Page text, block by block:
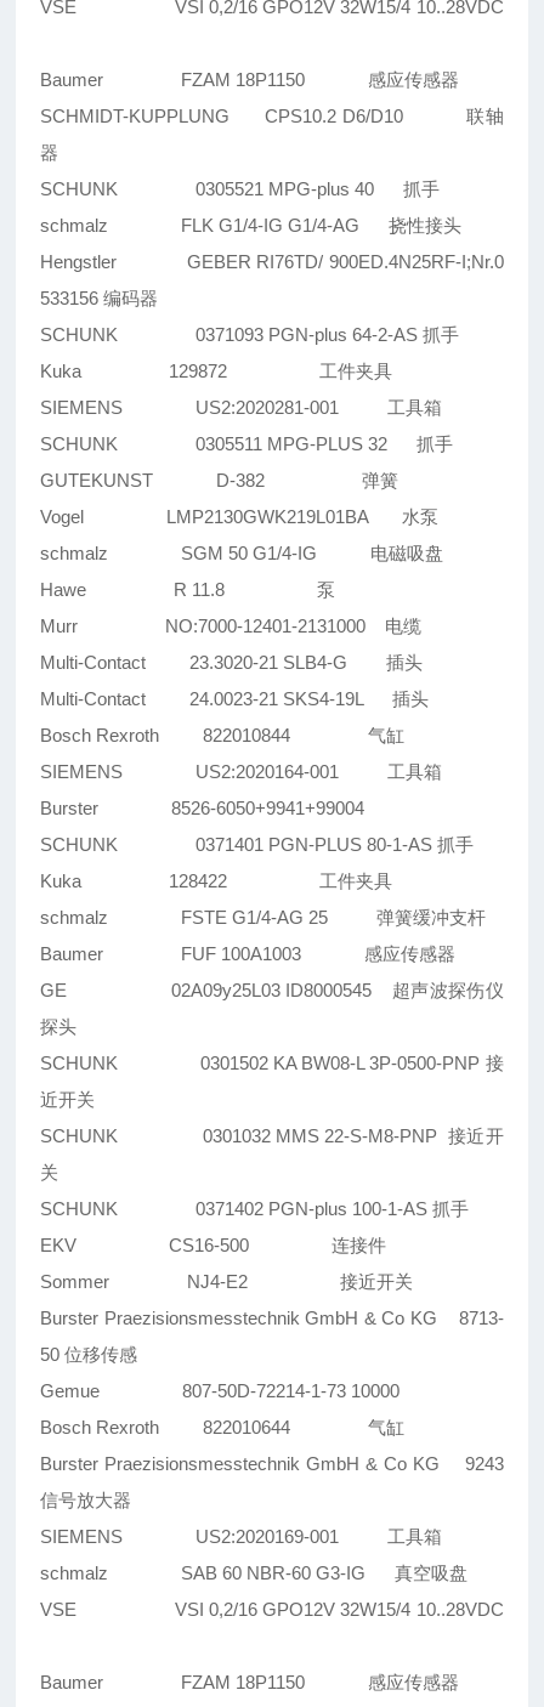
VSE VSI 0,2/16 GPO12V 32W15/4 10..28VDC
Baumer FZAM 18P1150 感应传感器
SCHMIDT-KUPPLUNG CPS10.2 D6/D10 联轴
器
SCHUNK 0305521 MPG-plus 40 抓手
schmalz FLK G1/4-IG G1/4-AG 挠性接头
Hengstler GEBER RI76TD/ 900ED.4N25RF-I;Nr.0
533156 编码器
SCHUNK 0371093 PGN-plus 64-2-AS 抓手
Kuka 129872 工件夹具
SIEMENS US2:2020281-001 工具箱
SCHUNK 0305511 MPG-PLUS 32 抓手
GUTEKUNST D-382 弹簧
Vogel LMP2130GWK219L01BA 水泵
schmalz SGM 50 G1/4-IG 电磁吸盘
Hawe R 11.8 泵
Murr NO:7000-12401-2131000 电缆
Multi-Contact 23.3020-21 SLB4-G 插头
Multi-Contact 24.0023-21 SKS4-19L 插头
Bosch Rexroth 822010844 气缸
SIEMENS US2:2020164-001 工具箱
Burster 8526-6050+9941+99004
SCHUNK 0371401 PGN-PLUS 80-1-AS 抓手
Kuka 128422 工件夹具
schmalz FSTE G1/4-AG 25 弹簧缓冲支杆
Baumer FUF 100A1003 感应传感器
GE 02A09y25L03 ID8000545 超声波探伤仪
探头
SCHUNK 0301502 KA BW08-L 3P-0500-PNP 接
近开关
SCHUNK 0301032 MMS 22-S-M8-PNP 接近开
关
SCHUNK 0371402 PGN-plus 100-1-AS 抓手
EKV CS16-500 连接件
Sommer NJ4-E2 接近开关
Burster Praezisionsmesstechnik GmbH & Co KG 8713-
50 位移传感
Gemue 807-50D-72214-1-73 10000
Bosch Rexroth 822010644 气缸
Burster Praezisionsmesstechnik GmbH & Co KG 9243
信号放大器
SIEMENS US2:2020169-001 工具箱
schmalz SAB 60 NBR-60 G3-IG 真空吸盘
VSE VSI 0,2/16 GPO12V 32W15/4 10..28VDC
Baumer FZAM 18P1150 感应传感器